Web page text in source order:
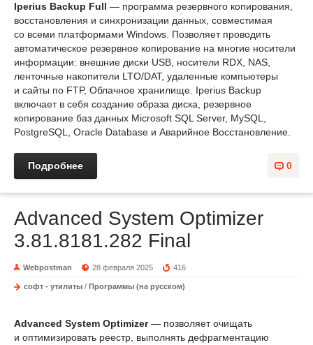
Iperius Backup Full — программа резервного копирования,
восстановления и синхронизации данных, совместимая
со всеми платформами Windows. Позволяет проводить
автоматическое резервное копирование на многие носители
информации: внешние диски USB, носители RDX, NAS,
ленточные накопители LTO/DAT, удаленные компьютеры
и сайты по FTP, Облачное хранилище. Iperius Backup
включает в себя создание образа диска, резервное
копирование баз данных Microsoft SQL Server, MySQL,
PostgreSQL, Oracle Database и Аварийное Восстановление.
0
Подробнее
Advanced System Optimizer
3.81.8181.282 Final
Webpostman 28 февраля 2025 416
софт - утилиты / Программы (на русском)
Advanced System Optimizer— позволяет очищать
и оптимизировать реестр, выполнять дефрагментацию